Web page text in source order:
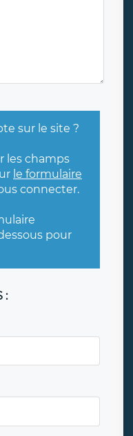
sur le site ?
les champs
le formulaire
connecter.
pour
: